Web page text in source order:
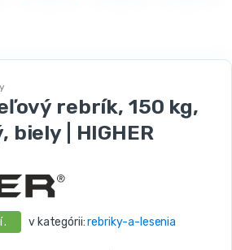
rebrík, 150 kg,
| HIGHER
. v kategórii:rebriky-a-lesenia